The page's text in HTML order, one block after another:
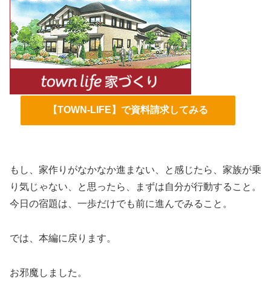
【TOWN-LIFE】で資料請求してみる
もし、家作りがなかなか進まない、と感じたら、家族が乗
り気じゃない、と思ったら、まずは自分が行動すること。
今日の宿題は、一歩だけでも前に進んでみること。
では、本編に戻ります。
お邪魔しました。